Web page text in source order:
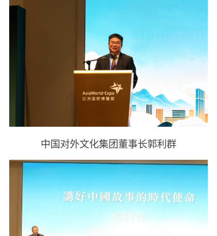
中国对外文化集团董事长郭利群